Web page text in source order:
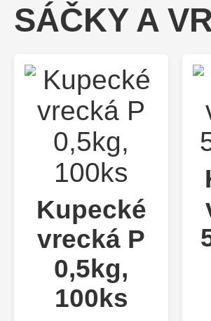
SÁČKY A
Kupecké
vrecká P
0,5kg,
100ks